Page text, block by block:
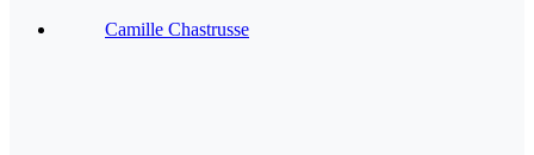
Camille Chastrusse